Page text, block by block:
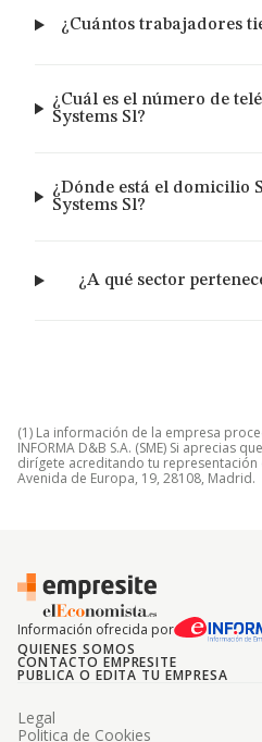
¿Cuántos trabajadores
¿Cuál es el número de
Systems Sl?
¿Dónde está el domicilio
Systems Sl?
¿A qué sector
(1) La información de la empresa
INFORMA D&B S.A. (SME) Si aprecias
dirígete acreditando tu representación
Avenida de Europa, 19, 28108, Madrid.
Información ofrecida por
QUIENES SOMOS
CONTACTO EMPRESITE
PUBLICA O EDITA TU EMPRESA
Legal
Politica de Cookies